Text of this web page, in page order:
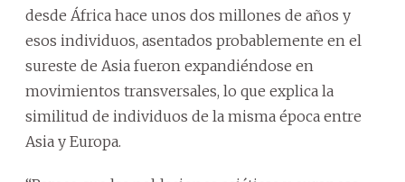
desde África hace unos dos millones de años y
esos individuos, asentados probablemente en el
sureste de Asia fueron expandiéndose en
movimientos transversales, lo que explica la
similitud de individuos de la misma época entre
Asia y Europa.